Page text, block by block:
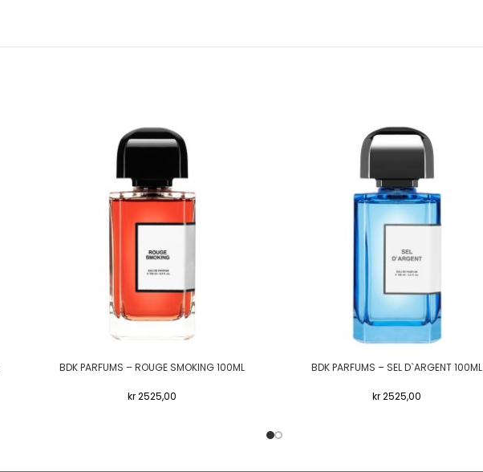
BDK PARFUMS – ROUGE SMOKING 100ML
kr2525,00
BDK PARFUMS – SEL D`ARGENT 100ML
kr2525,00